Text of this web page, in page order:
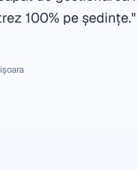
100% pe ședințe."